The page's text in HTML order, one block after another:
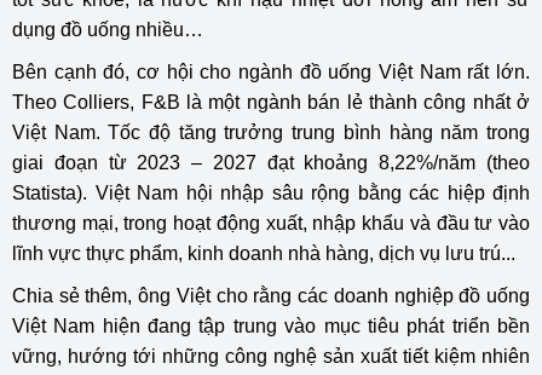
dụng đồ uống nhiều…
Bên cạnh đó, cơ hội cho ngành đồ uống Việt Nam rất lớn.
Theo Colliers, F&B là một ngành bán lẻ thành công nhất ở
Việt Nam. Tốc độ tăng trưởng trung bình hàng năm trong
giai đoạn từ 2023 – 2027 đạt khoảng 8,22%/năm (theo
Statista). Việt Nam hội nhập sâu rộng bằng các hiệp định
thương mại, trong hoạt động xuất, nhập khẩu và đầu tư vào
lĩnh vực thực phẩm, kinh doanh nhà hàng, dịch vụ lưu trú...
Chia sẻ thêm, ông Việt cho rằng các doanh nghiệp đồ uống
Việt Nam hiện đang tập trung vào mục tiêu phát triển bền
vững, hướng tới những công nghệ sản xuất tiết kiệm nhiên